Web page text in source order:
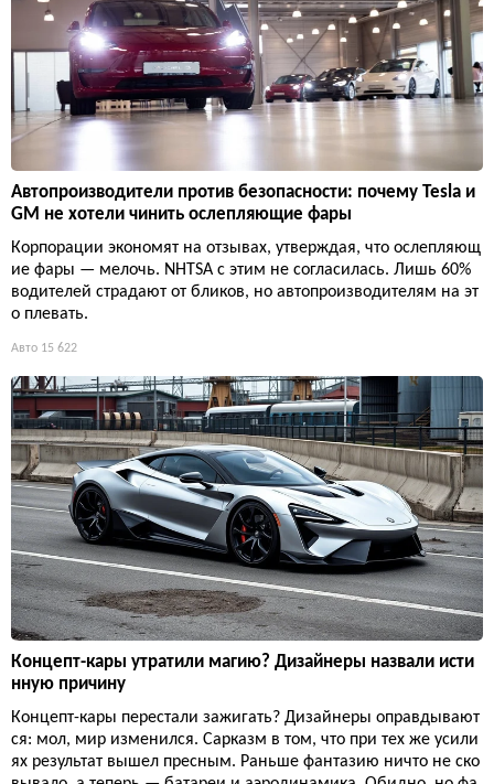
Автопроизводители против безопасности: почему Tesla и
GM не хотели чинить ослепляющие фары
Корпорации экономят на отзывах, утверждая, что ослепляющ
ие фары — мелочь. NHTSA с этим не согласилась. Лишь 60%
водителей страдают от бликов, но автопроизводителям на эт
о плевать.
Авто 15 622
Концепт-кары утратили магию? Дизайнеры назвали исти
нную причину
Концепт-кары перестали зажигать? Дизайнеры оправдывают
ся: мол, мир изменился. Сарказм в том, что при тех же усили
ях результат вышел пресным. Раньше фантазию ничто не ско